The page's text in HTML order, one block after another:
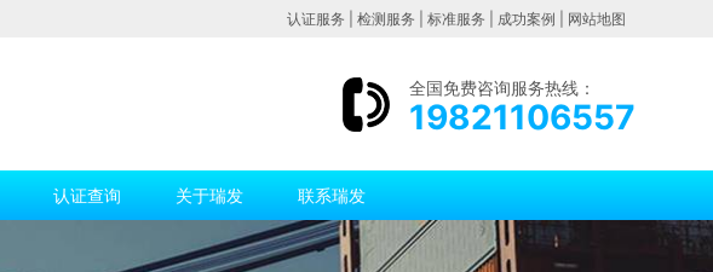
认证服务 检测服务 标准服务 成功案例 网站地图
全国免费咨询服务热线：
19821106557
认证查询 关于瑞发 联系瑞发